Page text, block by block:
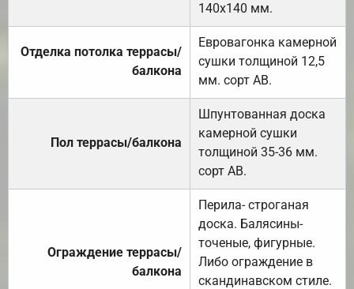
140х140 мм.
Отделка потолка террасы/
балкона
Евровагонка камерной
сушки толщиной 12,5
мм. сорт АВ.
Пол террасы/балкона
Шпунтованная доска
камерной сушки
толщиной 35-36 мм.
сорт АВ.
Ограждение террасы/
балкона
Перила- строганая
доска. Балясины-
точеные, фигурные.
Либо ограждение в
скандинавском стиле.